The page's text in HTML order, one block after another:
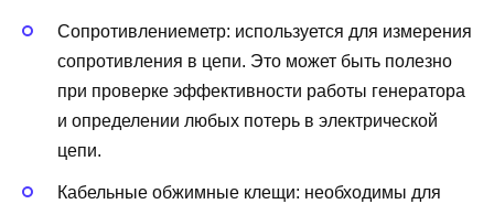
Сопротивлениеметр: используется для измерения
сопротивления в цепи. Это может быть полезно
при проверке эффективности работы генератора
и определении любых потерь в электрической
цепи.
Кабельные обжимные клещи: необходимы для